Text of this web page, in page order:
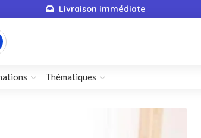
Livraison immédiate
Thématiques